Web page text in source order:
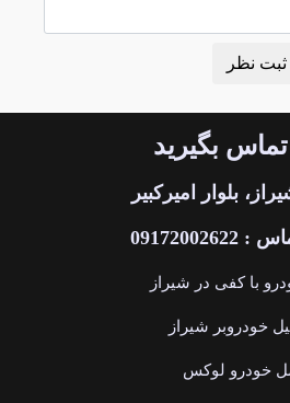
تماس بگیرید
بلوار امیرکبیر
با کفی در شیراز
خودروبر شیراز
خودرو لوکس